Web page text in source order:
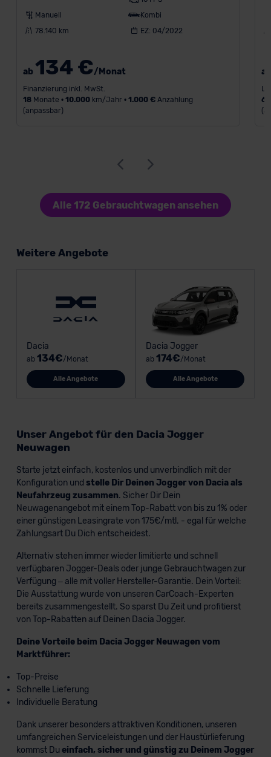
Manuell
Kombi
78.140 km
EZ: 04/2022
ab 134 €/Monat
Finanzierung inkl. MwSt.
18Monate • 10.000km/Jahr • 1.000 €Anzahlung
(anpassbar)
60
Alle 172 Gebrauchtwagen ansehen
Weitere Angebote
Dacia
ab 134€/Monat
Alle Angebote
Dacia Jogger
ab 174€/Monat
Alle Angebote
Unser Angebot für den Dacia Jogger
Neuwagen
Starte jetzt einfach, kostenlos und unverbindlich mit der
Konfiguration und stelle Dir Deinen Jogger von Dacia als
Neufahrzeug zusammen. Sicher Dir Dein
Neuwagenangebot mit einem Top-Rabatt von bis zu 1% oder
einer günstigen Leasingrate von 175€/mtl. - egal für welche
Zahlungsart Du Dich entscheidest.
Alternativ stehen immer wieder limitierte und schnell
verfügbaren Jogger-Deals oder junge Gebrauchtwagen zur
Verfügung – alle mit voller Hersteller-Garantie. Dein Vorteil:
Die Ausstattung wurde von unseren CarCoach-Experten
bereits zusammengestellt. So sparst Du Zeit und profitierst
von Top-Rabatten auf Deinen Dacia Jogger.
Deine Vorteile beim Dacia Jogger Neuwagen vom
Marktführer:
Top-Preise
Schnelle Lieferung
Individuelle Beratung
Dank unserer besonders attraktiven Konditionen, unseren
umfangreichen Serviceleistungen und der Haustürlieferung
kommst Du einfach, sicher und günstig zu Deinem Jogger